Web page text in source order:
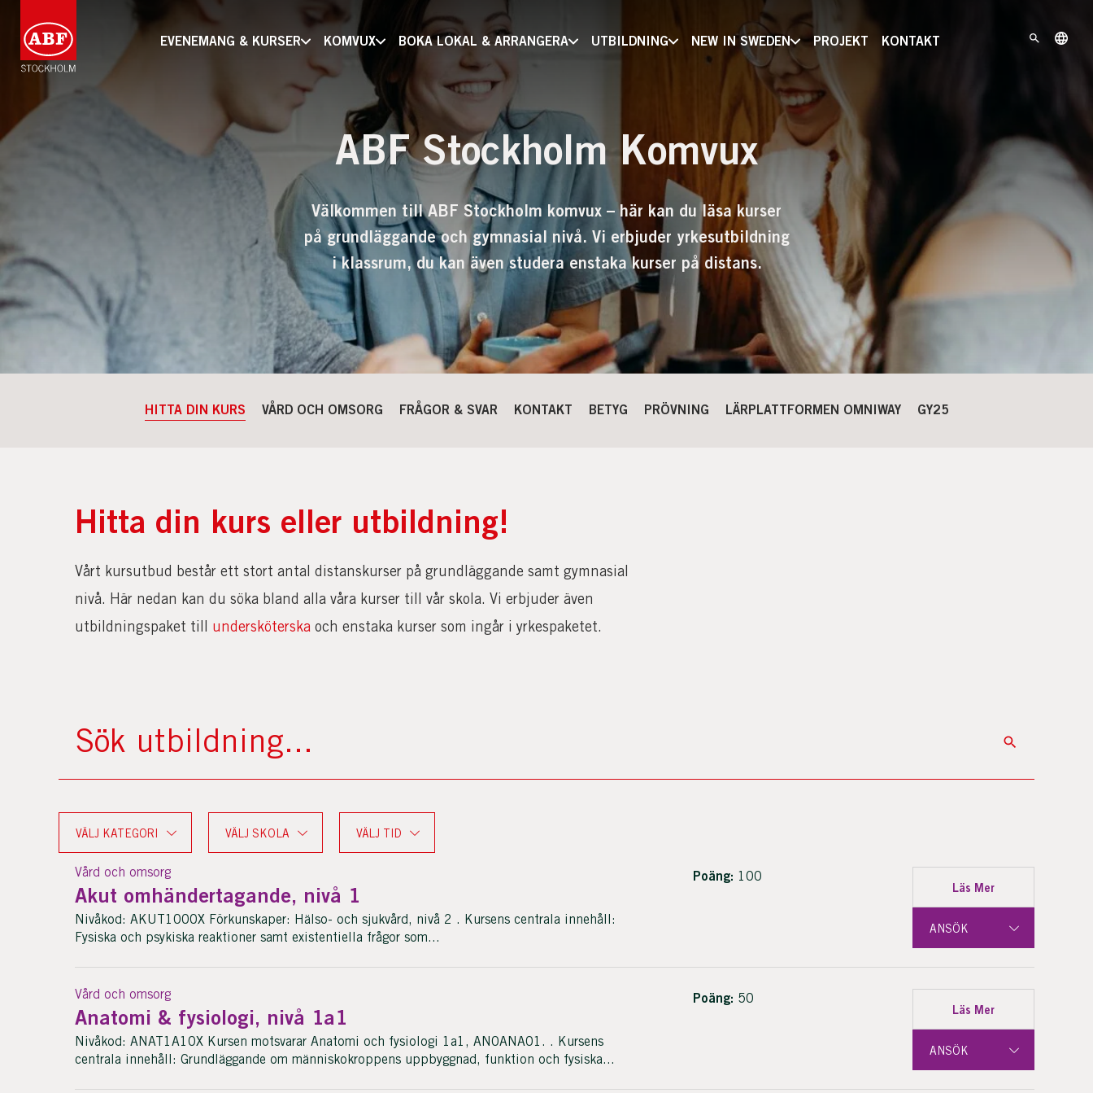
EVENEMANG & KURSER KOMVUX BOKA LOKAL & ARRANGERA UTBILDNING NEW IN SWEDEN PROJEKT KONTAKT
ABF Stockholm Komvux
Välkommen till ABF Stockholm komvux – här kan du läsa kurser
på grundläggande och gymnasial nivå. Vi erbjuder yrkesutbildning
i klassrum, du kan även studera enstaka kurser på distans.
HITTA DIN KURS VÅRD OCH OMSORG FRÅGOR & SVAR KONTAKT BETYG PRÖVNING LÄRPLATTFORMEN OMNIWAY GY25
Hitta din kurs eller utbildning!
Vårt kursutbud består ett stort antal distanskurser på grundläggande samt gymnasial
nivå. Här nedan kan du söka bland alla våra kurser till vår skola. Vi erbjuder även
utbildningspaket till undersköterska och enstaka kurser som ingår i yrkespaketet.
VÄLJ KATEGORI VÄLJ SKOLA VÄLJ TID
Vård och omsorg
Akut omhändertagande, nivå 1
Nivåkod: AKUT1000X Förkunskaper: Hälso- och sjukvård, nivå 2 . Kursens centrala innehåll:
Fysiska och psykiska reaktioner samt existentiella frågor som...
Poäng: 100
Läs Mer
ANSÖK
Vård och omsorg
Anatomi & fysiologi, nivå 1a1
Nivåkod: ANAT1A10X Kursen motsvarar Anatomi och fysiologi 1a1, AN0ANA01. . Kursens
centrala innehåll: Grundläggande om människokroppens uppbyggnad, funktion och fysiska...
Poäng: 50
Läs Mer
ANSÖK